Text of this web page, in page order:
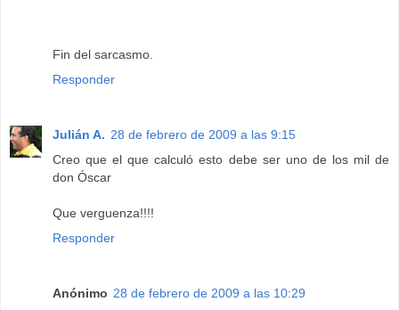
Fin del sarcasmo.
Responder
Julián A. 28 de febrero de 2009 a las 9:15
Creo que el que calculó esto debe ser uno de los mil de
don Óscar
Que verguenza!!!!
Responder
Anónimo 28 de febrero de 2009 a las 10:29